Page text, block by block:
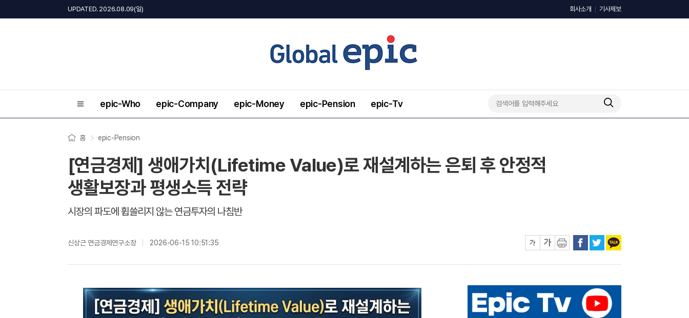
UPDATED. 2026.08.09(일) 회사소개 기사제보
epic-Who epic-Company epic-Money epic-Pension epic-Tv
홈 epic-Pension
[연금경제] 생애가치(Lifetime Value)로 재설계하는 은퇴 후 안정적
생활보장과 평생소득 전략
시장의 파도에 휩쓸리지 않는 연금투자의 나침반
신상근 연금경제연구소장 2026-06-15 10:51:35